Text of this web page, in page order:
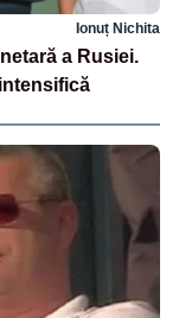
Ionuț Nichita
a Rusiei.